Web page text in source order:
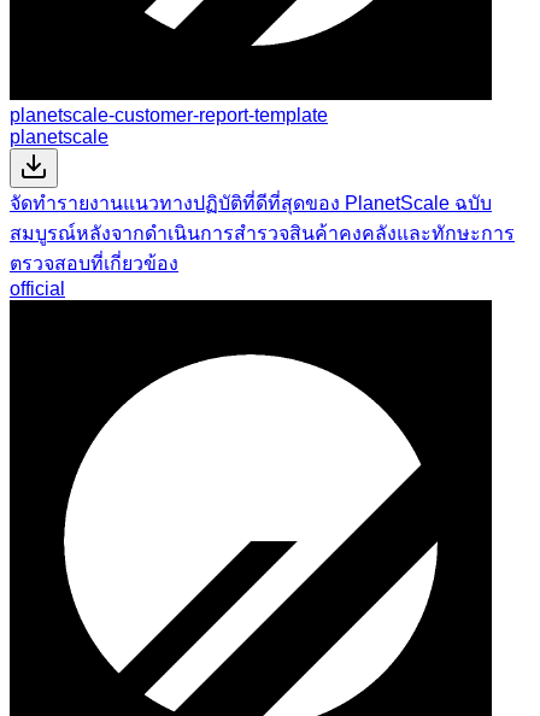
planetscale-customer-report-template
planetscale
จัดทำรายงานแนวทางปฏิบัติที่ดีที่สุดของ PlanetScale ฉบับ
สมบูรณ์หลังจากดำเนินการสำรวจสินค้าคงคลังและทักษะการ
ตรวจสอบที่เกี่ยวข้อง
official